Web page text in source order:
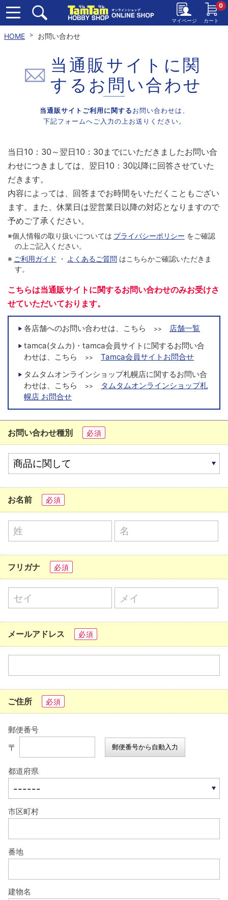
マイページ カート
0
HOME お問い合わせ
当通販サイトに関
する お問い合わせ
当通販サイトご利用に関する お問い合わせは、
下記フォームへご入力の上お送りください。
当日10：30～翌日10：30までにいただきましたお問い合
わせにつきましては、翌日10：30以降に回答させていた
だきます。
内容によっては、回答までお時間をいただくこともござい
ます。また、休業日は翌営業日以降の対応となりますので
予めご了承ください。
※個人情報の取り扱いについては プライバシーポリシー をご確認
の上ご記入ください。
※ ご利用ガイド ・ よくあるご質問 はこちらかご確認いただきま
す。
こちらは当通販サイトに関するお問い合わせのみお受けさ
せていただいております。
各店舗へのお問い合わせは、こちら >>
店舗一覧
tamca(タムカ)・tamca会員サイトに関するお問い合
わせは、こちら
>>
Tamca会員サイトお問合せ
タムタムオンラインショップ札幌店に関するお問い合
わせは、こちら
>>
タムタムオンラインショップ札
幌店 お問合せ
お問い合わせ種別 必須
お名前 必須
フリガナ 必須
メールアドレス 必須
ご住所 必須
郵便番号
〒 郵便番号から自動入力
都道府県
市区町村
番地
建物名